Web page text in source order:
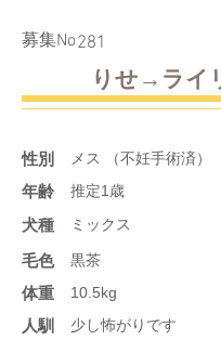
​募集No281
りせ→ライ
性別 メス （不妊手術済）
年齢 推定1歳
​犬種 ミックス
​毛色 黒茶
体重 10.5kg
人馴 少し怖がりです